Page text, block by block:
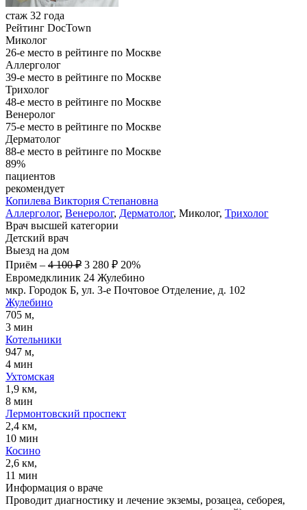
стаж 32 года
Рейтинг DocTown
Миколог
26-е место в рейтинге по Москве
Аллерголог
39-е место в рейтинге по Москве
Трихолог
48-е место в рейтинге по Москве
Венеролог
75-е место в рейтинге по Москве
Дерматолог
88-е место в рейтинге по Москве
89%
пациентов
рекомендует
Копилева Виктория Степановна
Аллерголог, Венеролог, Дерматолог, Миколог, Трихолог
Врач высшей категории
Детский врач
Выезд на дом
Приём – 4 100 ₽ 3 280 ₽ 20%
Евромедклиник 24 Жулебино
мкр. Городок Б, ул. 3-е Почтовое Отделение, д. 102
Жулебино
705 м,
3 мин
Котельники
947 м,
4 мин
Ухтомская
1,9 км,
8 мин
Лермонтовский проспект
2,4 км,
10 мин
Косино
2,6 км,
11 мин
Информация о враче
Проводит диагностику и лечение экземы, розацеа, себорея,